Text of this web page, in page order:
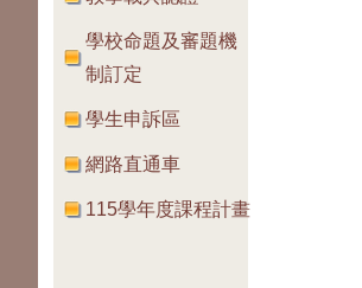
學校命題及審題機
制訂定
學生申訴區
網路直通車
115學年度課程計畫